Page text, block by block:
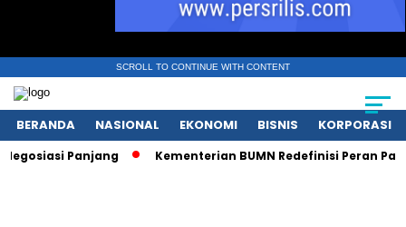
SCROLL TO CONTINUE WITH CONTENT
BERANDA NASIONAL EKONOMI BISNIS KORPORASI
Panjang Kementerian BUMN Redefinisi Peran Pasca